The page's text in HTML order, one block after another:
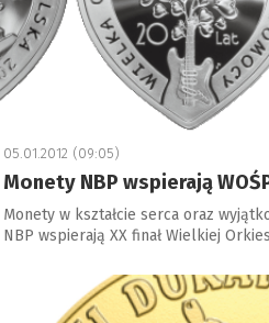
05.01.2012 (09:05)
Monety NBP wspierają
Monety w kształcie serca oraz
NBP wspierają XX finał Wielkiej